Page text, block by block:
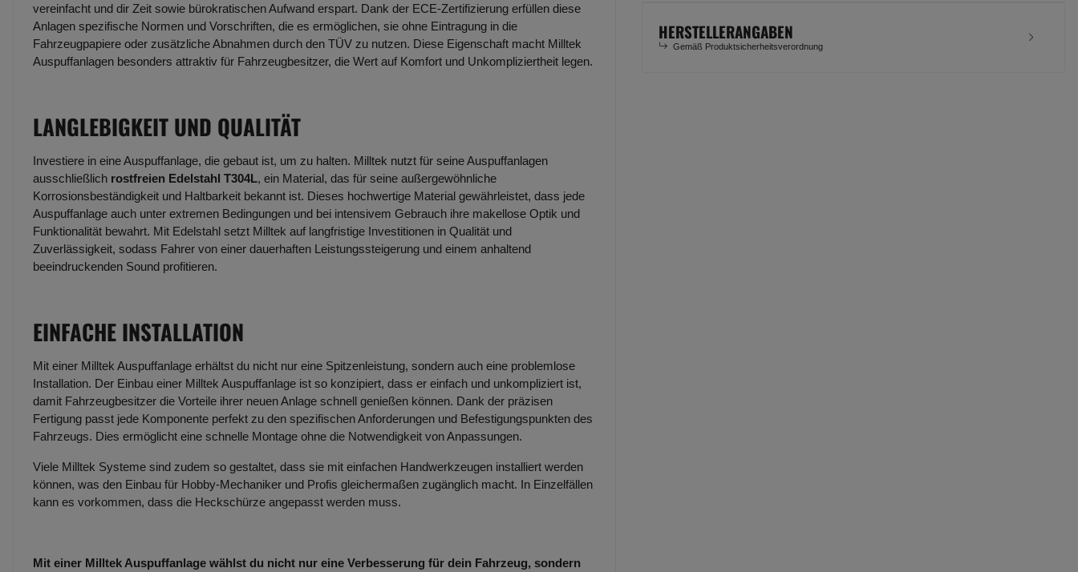
HERSTELLERANGABEN
Gemäß Produktsicherheitsverordnung
vereinfacht und dir Zeit sowie bürokratischen Aufwand erspart. Dank der ECE-Zertifizierung erfüllen diese
Anlagen spezifische Normen und Vorschriften, die es ermöglichen, sie ohne Eintragung in die
Fahrzeugpapiere oder zusätzliche Abnahmen durch den TÜV zu nutzen. Diese Eigenschaft macht Milltek
Auspuffanlagen besonders attraktiv für Fahrzeugbesitzer, die Wert auf Komfort und Unkompliziertheit legen.
LANGLEBIGKEIT UND QUALITÄT
Investiere in eine Auspuffanlage, die gebaut ist, um zu halten. Milltek nutzt für seine Auspuffanlagen
ausschließlich rostfreien Edelstahl T304L, ein Material, das für seine außergewöhnliche
Korrosionsbeständigkeit und Haltbarkeit bekannt ist. Dieses hochwertige Material gewährleistet, dass jede
Auspuffanlage auch unter extremen Bedingungen und bei intensivem Gebrauch ihre makellose Optik und
Funktionalität bewahrt. Mit Edelstahl setzt Milltek auf langfristige Investitionen in Qualität und
Zuverlässigkeit, sodass Fahrer von einer dauerhaften Leistungssteigerung und einem anhaltend
beeindruckenden Sound profitieren.
EINFACHE INSTALLATION
Mit einer Milltek Auspuffanlage erhältst du nicht nur eine Spitzenleistung, sondern auch eine problemlose
Installation. Der Einbau einer Milltek Auspuffanlage ist so konzipiert, dass er einfach und unkompliziert ist,
damit Fahrzeugbesitzer die Vorteile ihrer neuen Anlage schnell genießen können. Dank der präzisen
Fertigung passt jede Komponente perfekt zu den spezifischen Anforderungen und Befestigungspunkten des
Fahrzeugs. Dies ermöglicht eine schnelle Montage ohne die Notwendigkeit von Anpassungen.
Viele Milltek Systeme sind zudem so gestaltet, dass sie mit einfachen Handwerkzeugen installiert werden
können, was den Einbau für Hobby-Mechaniker und Profis gleichermaßen zugänglich macht. In Einzelfällen
kann es vorkommen, dass die Heckschürze angepasst werden muss.
Mit einer Milltek Auspuffanlage wählst du nicht nur eine Verbesserung für dein Fahrzeug, sondern